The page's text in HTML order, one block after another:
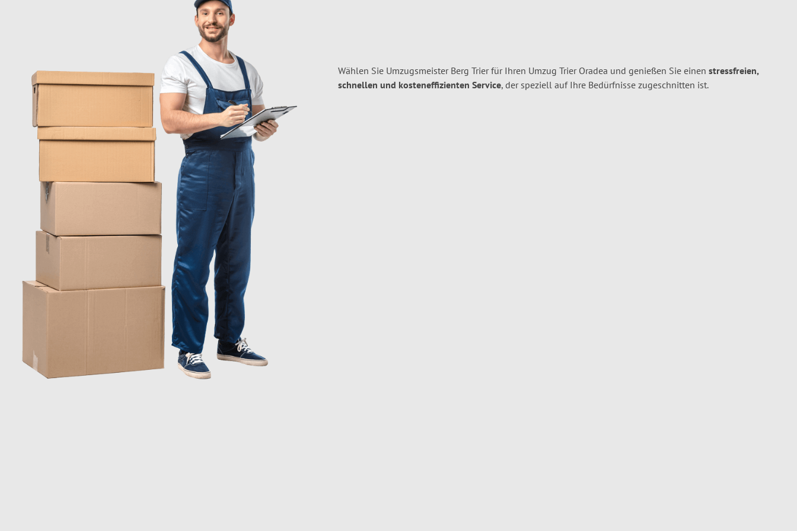
Wählen Sie Umzugsmeister Berg Trier für Ihren Umzug Trier Oradea und genießen Sie einen stressfreien,
schnellen und kosteneffizienten Service, der speziell auf Ihre Bedürfnisse zugeschnitten ist.